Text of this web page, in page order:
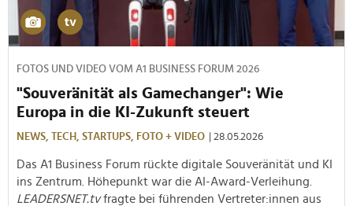
FOTOS UND VIDEO VOM A1 BUSINESS FORUM 2026
"Souveränität als Gamechanger": Wie
Europa in die KI-Zukunft steuert
NEWS, TECH, STARTUPS, FOTO + VIDEO | 28.05.2026
Das A1 Business Forum rückte digitale Souveränität und KI
ins Zentrum. Höhepunkt war die AI-Award-Verleihung.
LEADERSNET.tvfragte bei führenden Vertreter:innen aus